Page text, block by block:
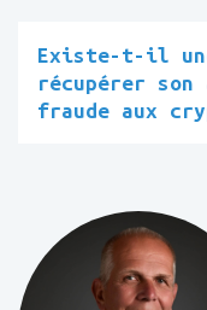
Existe-t-il
récupérer son
fraude aux